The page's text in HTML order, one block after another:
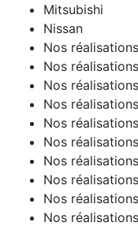
Mitsubishi
Nissan
Nos réalisations
Nos
Nos
Nos
Nos
Nos
Nos
Nos
Nos
Nos